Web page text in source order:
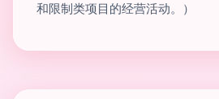
和限制类项目的经营活动。）